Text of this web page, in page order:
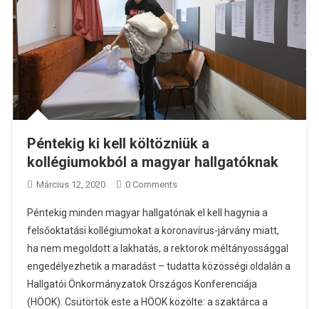
Péntekig ki kell költözniük a
kollégiumokból a magyar hallgatóknak
Március 12, 2020 0 Comments
Péntekig minden magyar hallgatónak el kell hagynia a
felsőoktatási kollégiumokat a koronavírus-járvány miatt,
ha nem megoldott a lakhatás, a rektorok méltányossággal
engedélyezhetik a maradást – tudatta közösségi oldalán a
Hallgatói Önkormányzatok Országos Konferenciája
(HÖOK). Csütörtök este a HÖOK közölte: a szaktárca a